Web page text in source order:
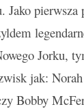
Jako
Jorku,
jak:
Bobby